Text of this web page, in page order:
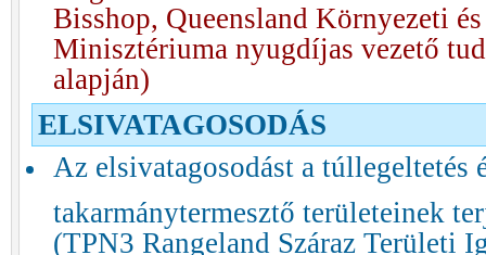
Bisshop, Queensland Környezeti
Minisztériuma nyugdíjas vezető
alapján)
ELSIVATAGOSODÁS
Az elsivatagosodást a túllegeltetés
takarmánytermesztő területeinek
(TPN3 Rangeland Száraz Területi